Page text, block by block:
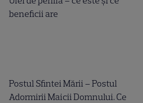
beneficii are
Postul Sfintei Mării – Postul
Adormirii Maicii Domnului. Ce